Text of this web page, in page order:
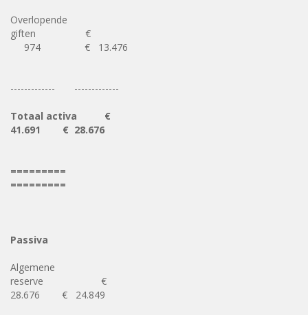
Overlopende
giften €
974 € 13.476
------------- -------------
Totaal activa
€
41.691 € 28.676
=========
=========
Passiva
Algemene
reserve €
28.676 € 24.849